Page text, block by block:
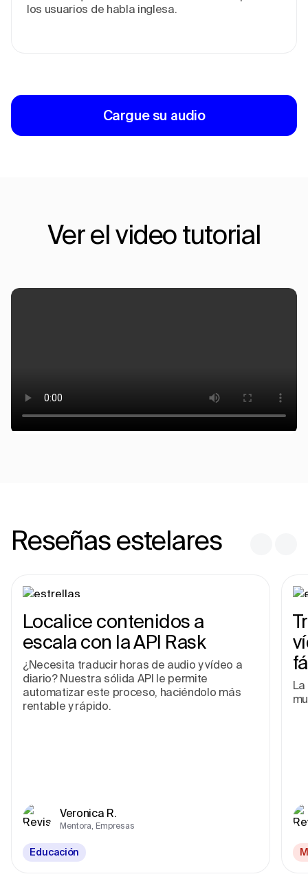
los usuarios de habla inglesa.
Cargue su audio
Ver el video tutorial
Reseñas estelares
Localice contenidos a
escala con la API Rask
¿Necesita traducir horas de audio y vídeo a
diario? Nuestra sólida API le permite
automatizar este proceso, haciéndolo más
rentable y rápido.
Veronica R.
Mentora, Empresas
Educación